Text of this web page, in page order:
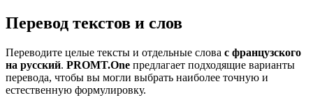
Перевод текстов и слов
Переводите целые тексты и отдельные слова с французского
на русский. PROMT.One предлагает подходящие варианты
перевода, чтобы вы могли выбрать наиболее точную и
естественную формулировку.